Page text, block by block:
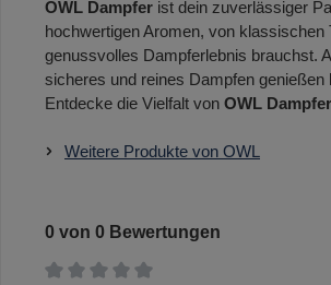
OWL Dampfer ist dein zuverlässiger
hochwertigen Aromen, von
genussvolles Dampferlebnis brauchst.
sicheres und reines Dampfen genießen
Entdecke die Vielfalt von OWL Dampfer
Weitere Produkte von OWL
0 von 0 Bewertungen